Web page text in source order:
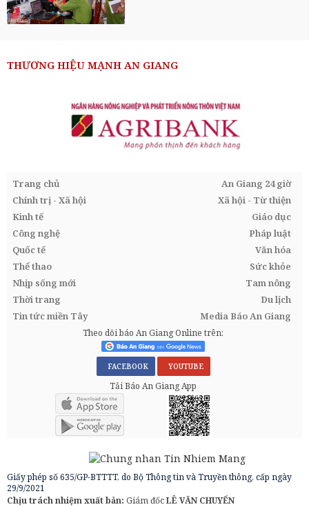
THƯƠNG HIỆU MẠNH AN GIANG
Trang chủ
An Giang 24 giờ
Chính trị - Xã hội
Xã hội - Từ thiện
Kinh tế
Giáo dục
Công nghệ
Pháp luật
Quốc tế
Văn hóa
Thể thao
Sức khỏe
Nhịp sống mới
Tam nông
Thời trang
Du lịch
Tin tức miền Tây
Media Báo An Giang
Theo dõi báo An Giang Online trên:
FACEBOOK YOUTUBE
Tải Báo An Giang App
Giấy phép số 635/GP-BTTTT, do Bộ Thông tin và Truyền thông, cấp ngày
29/9/2021
Chịu trách nhiệm xuất bản: Giám đốcLÊ VĂN CHUYỂN